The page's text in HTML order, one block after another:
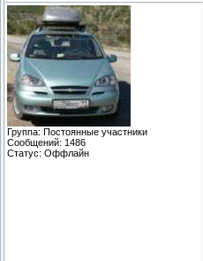
Группа: Постоянные участники
Сообщений: 1486
Статус: Оффлайн